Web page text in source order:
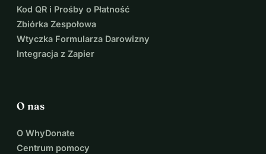
Kod QR i Prośby o Płatność
Zbiórka Zespołowa
Wtyczka Formularza Darowizny
Integracja z Zapier
O nas
O WhyDonate
Centrum pomocy